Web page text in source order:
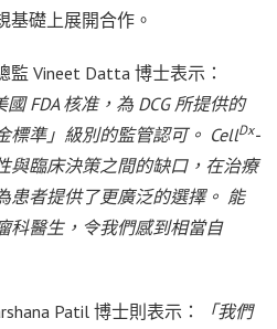
基礎上展開合作。
Vineet Datta 博士表示：
FDA 核准，為 DCG 所提供的
標準」級別的監管認可。 CellDx-
與臨床決策之間的缺口，在治療
患者提供了更廣泛的選擇。 能
科醫生，令我們感到相當自
Patil 博士則表示：
「我們